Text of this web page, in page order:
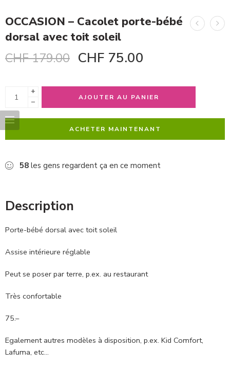
OCCASION – Cacolet porte-bébé
dorsal avec toit soleil
CHF179.00 CHF 75.00
+
−
AJOUTER AU PANIER
ACHETER MAINTENANT
58 les gens regardent ça en ce moment
Description
Porte-bébé dorsal avec toit soleil
Assise intérieure réglable
Peut se poser par terre, p.ex. au restaurant
Très confortable
75.–
Egalement autres modèles à disposition, p.ex. Kid Comfort,
Lafuma, etc…